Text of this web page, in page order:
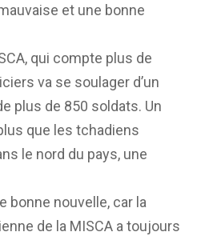
et une bonne
qui compte plus de
va se soulager d’un
plus de 850 soldats. Un
que les tchadiens
le nord du pays, une
bonne nouvelle, car la
de la MISCA a toujours